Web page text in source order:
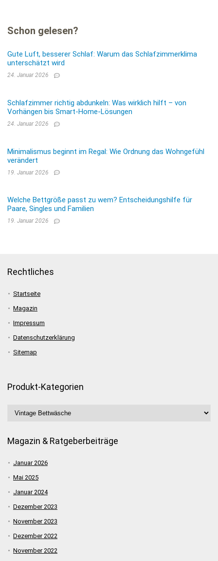
Schon gelesen?
Gute Luft, besserer Schlaf: Warum das Schlafzimmerklima
unterschätzt wird
24. Januar 2026
Schlafzimmer richtig abdunkeln: Was wirklich hilft – von
Vorhängen bis Smart-Home-Lösungen
24. Januar 2026
Minimalismus beginnt im Regal: Wie Ordnung das Wohngefühl
verändert
19. Januar 2026
Welche Bettgröße passt zu wem? Entscheidungshilfe für
Paare, Singles und Familien
19. Januar 2026
Rechtliches
Startseite
Magazin
Impressum
Datenschutzerklärung
Sitemap
Produkt-Kategorien
Magazin & Ratgeberbeiträge
Januar 2026
Mai 2025
Januar 2024
Dezember 2023
November 2023
Dezember 2022
November 2022